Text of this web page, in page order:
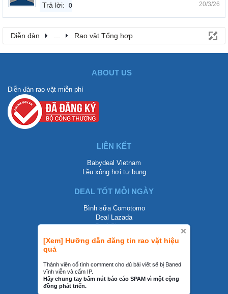
[Xem] Hưỡng dẫn đăng tin rao vặt hiệu
quả
Thành viên cố tình comment cho đủ bài viêt sẽ bị Baned
vĩnh viễn và cấm IP.
Hãy chung tay bấm nút báo cáo SPAM vì một cộng
đồng phát triển.
Trả lời: 0 20/3/26
Diễn đàn ... Rao vặt Tổng hợp
ABOUT US
Diễn đàn rao vặt miễn phí
LIÊN KẾT
Babydeal Vietnam
Lều xông hơi tự bung
DEAL TỐT MỖI NGÀY
Bình sữa Comotomo
Deal Lazada
Deal Shopee
LIÊN HỆ
0858002468
contact@mraovat.vn